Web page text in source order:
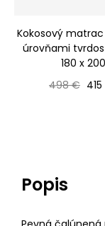
Kokosový
úrovňami
180 x 200
Bežná cena
498 €
Popis